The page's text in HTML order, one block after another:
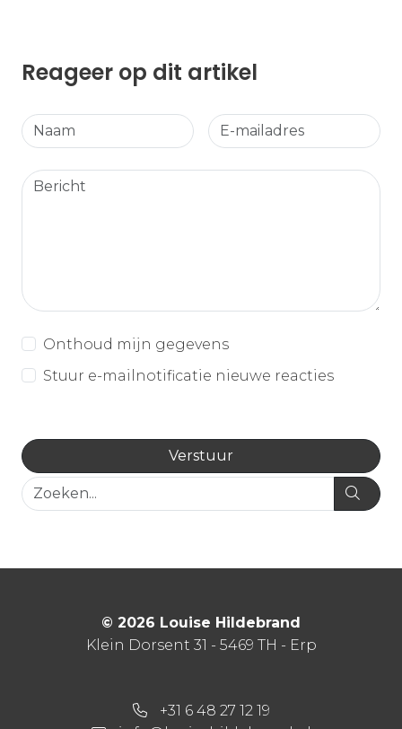
Reageer op dit artikel
Onthoud mijn gegevens
Stuur e-mailnotificatie nieuwe reacties
© 2026 Louise Hildebrand
Klein Dorsent 31 - 5469 TH - Erp
+31 6 48 27 12 19